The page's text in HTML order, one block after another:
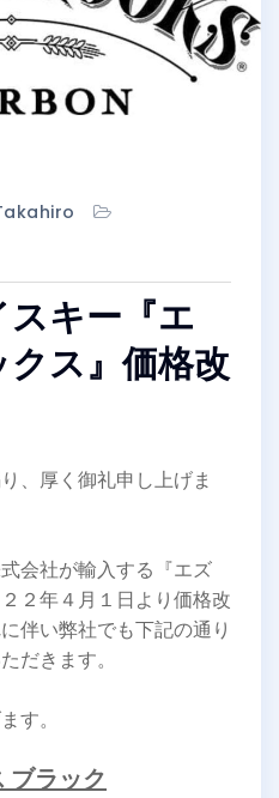
キー『エ
ス』価格改
、厚く御礼申し上げま
会社が輸入する『エズ
２年４月１日より価格改
伴い弊社でも下記の通り
だきます。
す。
ブラック